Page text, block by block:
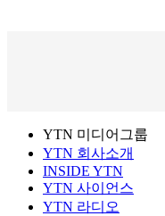
YTN 미디어그룹
YTN 회사소개
INSIDE YTN
YTN 사이언스
YTN 라디오